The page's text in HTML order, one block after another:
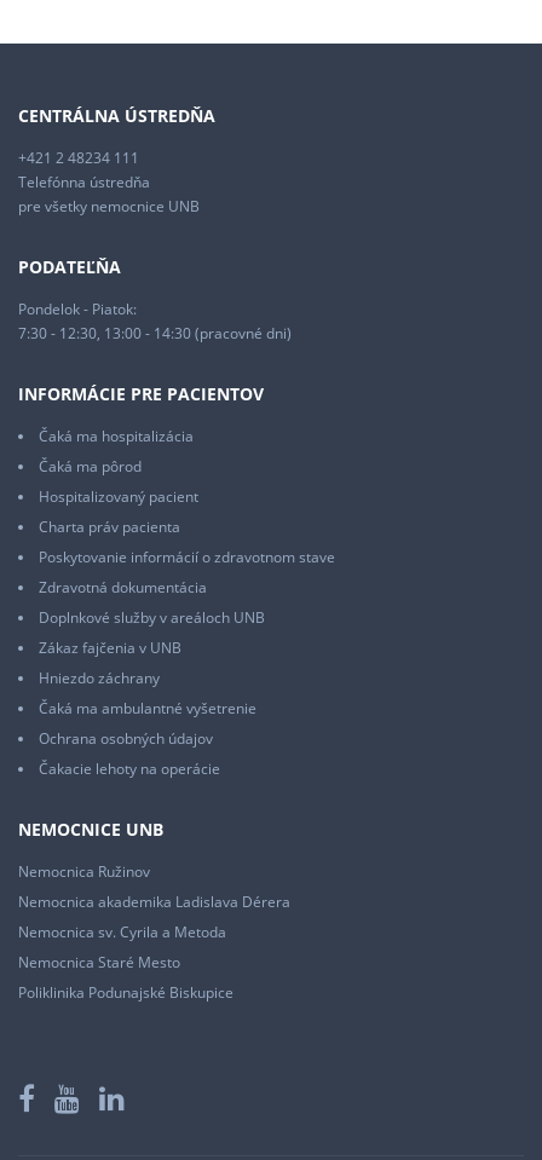
CENTRÁLNA ÚSTREDŇA
+421 2 48234 111
Telefónna ústredňa
pre všetky nemocnice UNB
PODATEĽŇA
Pondelok - Piatok:
7:30 - 12:30, 13:00 - 14:30 (pracovné dni)
INFORMÁCIE PRE PACIENTOV
Čaká ma hospitalizácia
Čaká ma pôrod
Hospitalizovaný pacient
Charta práv pacienta
Poskytovanie informácií o zdravotnom stave
Zdravotná dokumentácia
Doplnkové služby v areáloch UNB
Zákaz fajčenia v UNB
Hniezdo záchrany
Čaká ma ambulantné vyšetrenie
Ochrana osobných údajov
Čakacie lehoty na operácie
NEMOCNICE UNB
Nemocnica Ružinov
Nemocnica akademika Ladislava Dérera
Nemocnica sv. Cyrila a Metoda
Nemocnica Staré Mesto
Poliklinika Podunajské Biskupice
Facebook
YouTube
LinkedIn